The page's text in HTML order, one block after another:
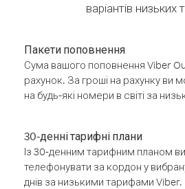
варіантів низьких
Пакети поповнення
Сума вашого поповнення Viber
рахунок. За гроші на рахунку ви
на будь-які номери в світі за
30-денні тарифні плани
Із 30-денним тарифним планом
телефонувати за кордон у
днів за низькими тарифами Viber.